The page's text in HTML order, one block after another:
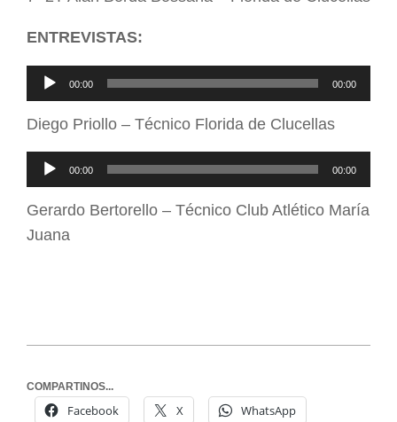
ENTREVISTAS:
Reproductor
de
audio
00:00 00:00
Diego Priollo – Técnico Florida de Clucellas
Reproductor
de
audio
00:00 00:00
Gerardo Bertorello – Técnico Club Atlético María
Juana
COMPARTINOS...
Facebook X WhatsApp